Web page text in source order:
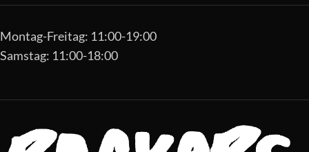
Montag-Freitag: 11:00-19:00
Samstag: 11:00-18:00